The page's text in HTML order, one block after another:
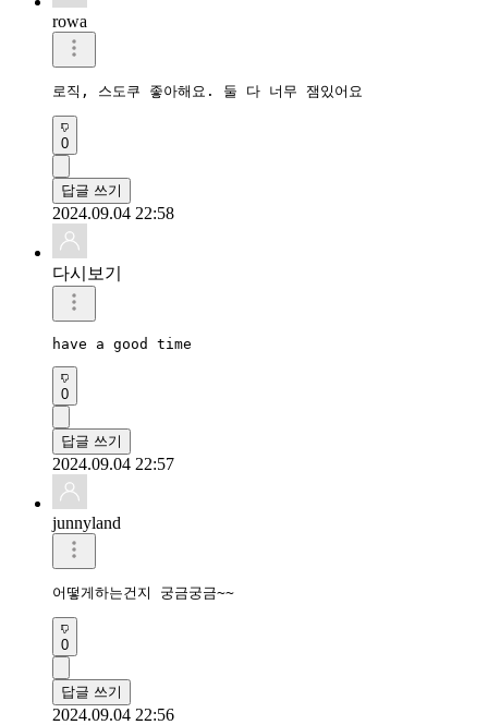
rowa
로직, 스도쿠 좋아해요. 둘 다 너무 잼있어요
0
답글 쓰기
2024.09.04 22:58
다시보기
have a good time
0
답글 쓰기
2024.09.04 22:57
junnyland
어떻게하는건지 궁금궁금~~
0
답글 쓰기
2024.09.04 22:56